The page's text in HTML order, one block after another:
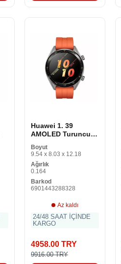
Huawei 1. 39
AMOLED Turuncu
A)
Boyut
9.54 x 8.03 x 12.18
Ağırlık
0.164
Barkod
6901443288328
Az kaldı
24/48 SAAT İÇİNDE
KARGO
4958.00 TRY
9916.00 TRY